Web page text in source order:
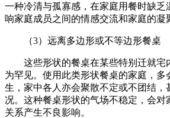
一种冷清与孤寡感，在家庭用餐时缺乏
响家庭成员之间的情感交流和家庭的凝
（3）远离多边形或不等边形餐桌
这些形状的餐桌在某些特别迁就宅
为罕见。使用此类形状餐桌的家庭，多
生，家中各人亦会聚散不定或不团结，
况。这种餐桌形状的气场不稳定，会对
关系产生不良影响。